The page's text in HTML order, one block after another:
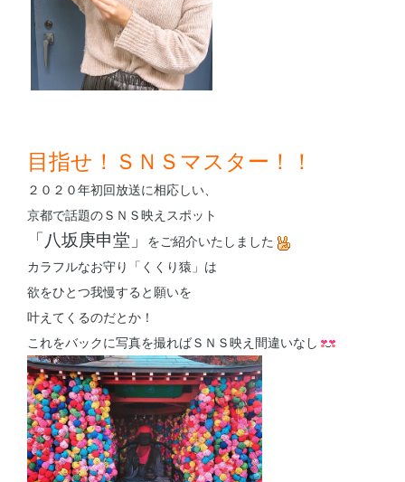
目指せ！ＳＮＳマスター！！
２０２０年初回放送に相応しい、
京都で話題のＳＮＳ映えスポット
「八坂庚申堂」
をご紹介いたしました
カラフルなお守り「くくり猿」は
欲をひとつ我慢すると願いを
叶えてくるのだとか！
これをバックに写真を撮ればＳＮＳ映え間違いなし